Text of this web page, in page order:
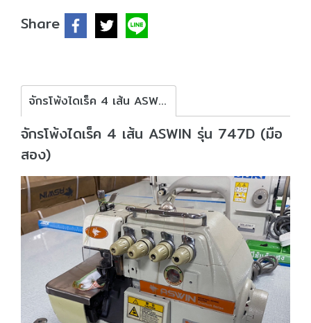
Share
จักรโพ้งไดเร็ค 4 เส้น ASWIN รุ่น 747D (มือสอง)
จักรโพ้งไดเร็ค 4 เส้น ASWIN รุ่น 747D (มือ
สอง)